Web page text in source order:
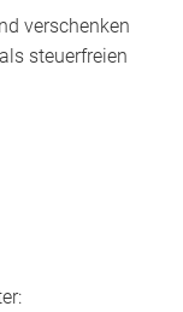
verschenken
steuerfreien